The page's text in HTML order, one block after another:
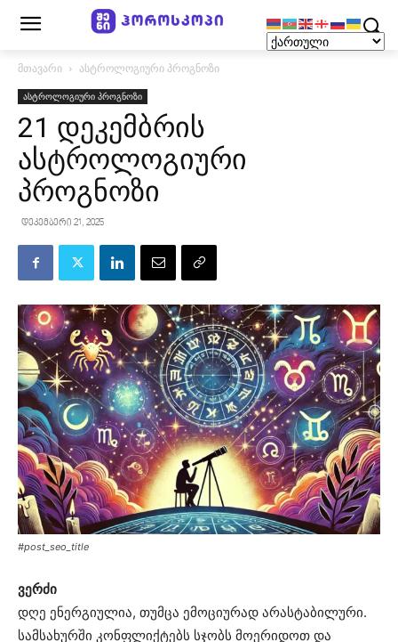
მთავარი ასტროლოგიური პროგნოზი
ასტროლოგიური პროგნოზი
21 დეკემბრის
ასტროლოგიური
პროგნოზი
დეკემბერი 21, 2025
#post_seo_title
ვერძი
დღე ენერგიულია, თუმცა ემოციურად არასტაბილური.
სამსახურში კონფლიქტებს სჯობს მოერიდოთ და